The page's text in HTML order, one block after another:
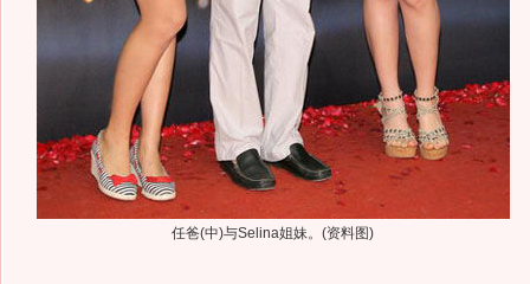
任爸(中)与Selina姐妹。(资料图)